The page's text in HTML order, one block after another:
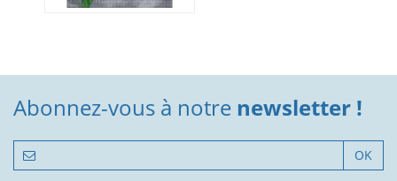
Abonnez-vous à notre newsletter !
OK